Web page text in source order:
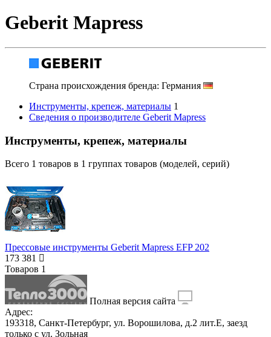
Geberit Mapress
Страна происхождения бренда: Германия
Инструменты, крепеж, материалы 1
Сведения о производителе Geberit Mapress
Инструменты, крепеж, материалы
Всего 1 товаров в 1 группах товаров (моделей, серий)
Прессовые инструменты Geberit Mapress EFP 202
173 381
Товаров 1
Полная версия сайта
Адрес:
193318, Санкт-Петербург, ул. Ворошилова, д.2 лит.Е, заезд
только с ул. Зольная